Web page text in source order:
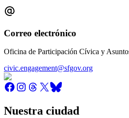
Correo electrónico
Oficina de Participación Cívica y
civic.engagement@sfgov.org
Nuestra ciudad